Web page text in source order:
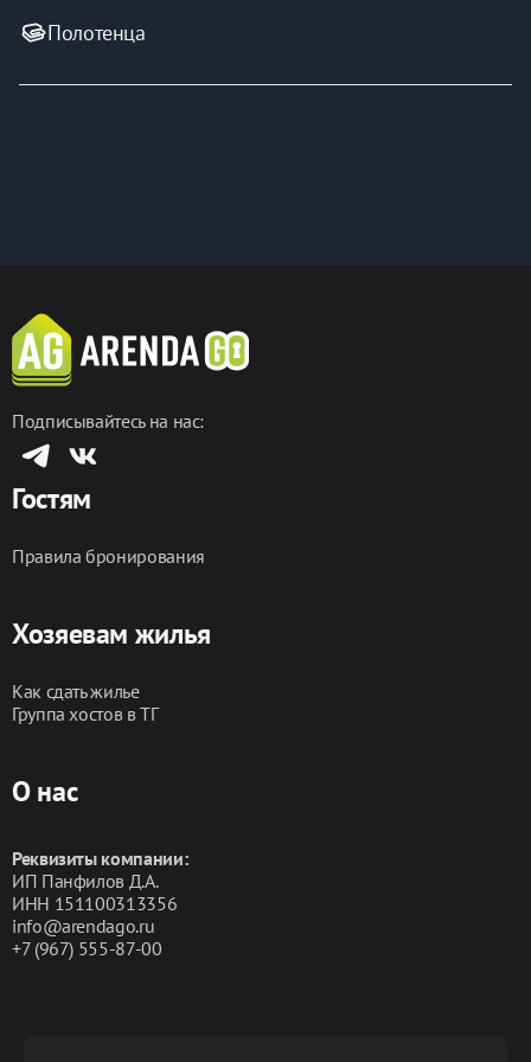
🏢🏃‍♀️🚘 Шаговая доступность:
города: набережная реки Фонтанки, Сенная площадь,
Полотенца
Подписывайтесь на нас:
Гостям
Правила бронирования
Хозяевам жилья
Как сдать жилье
Группа хостов в ТГ
О нас
Реквизиты компании:
ИП Панфилов Д.А.
ИНН 151100313356
info@arendago.ru
+7 (967) 555-87-00